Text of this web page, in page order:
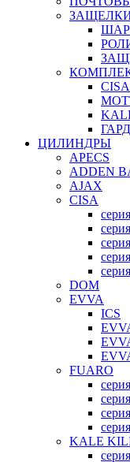
CISA
ЦИЛИНДРЫ
APECS
ADDEN
AJAX
CISA
DOM
EVVA
ICS
FUARO
KALE